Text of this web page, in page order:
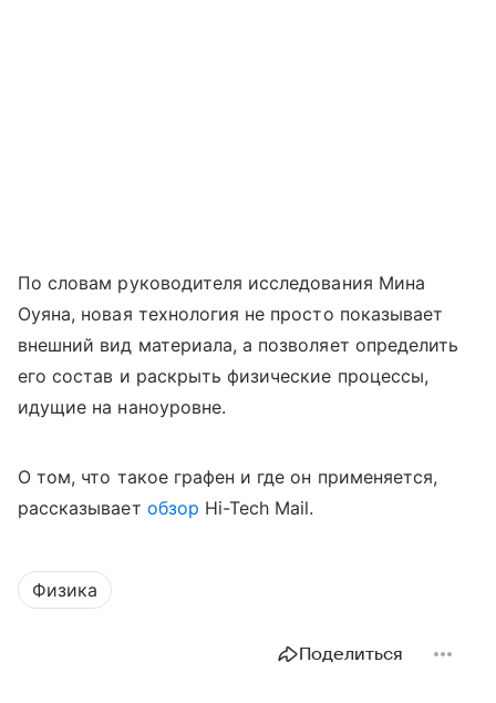
По словам руководителя исследования Мина
Оуяна, новая технология не просто показывает
внешний вид материала, а позволяет определить
его состав и раскрыть физические процессы,
идущие на наноуровне.
О том, что такое графен и где он применяется,
рассказывает обзор Hi-Tech Mail.
Физика
Поделиться